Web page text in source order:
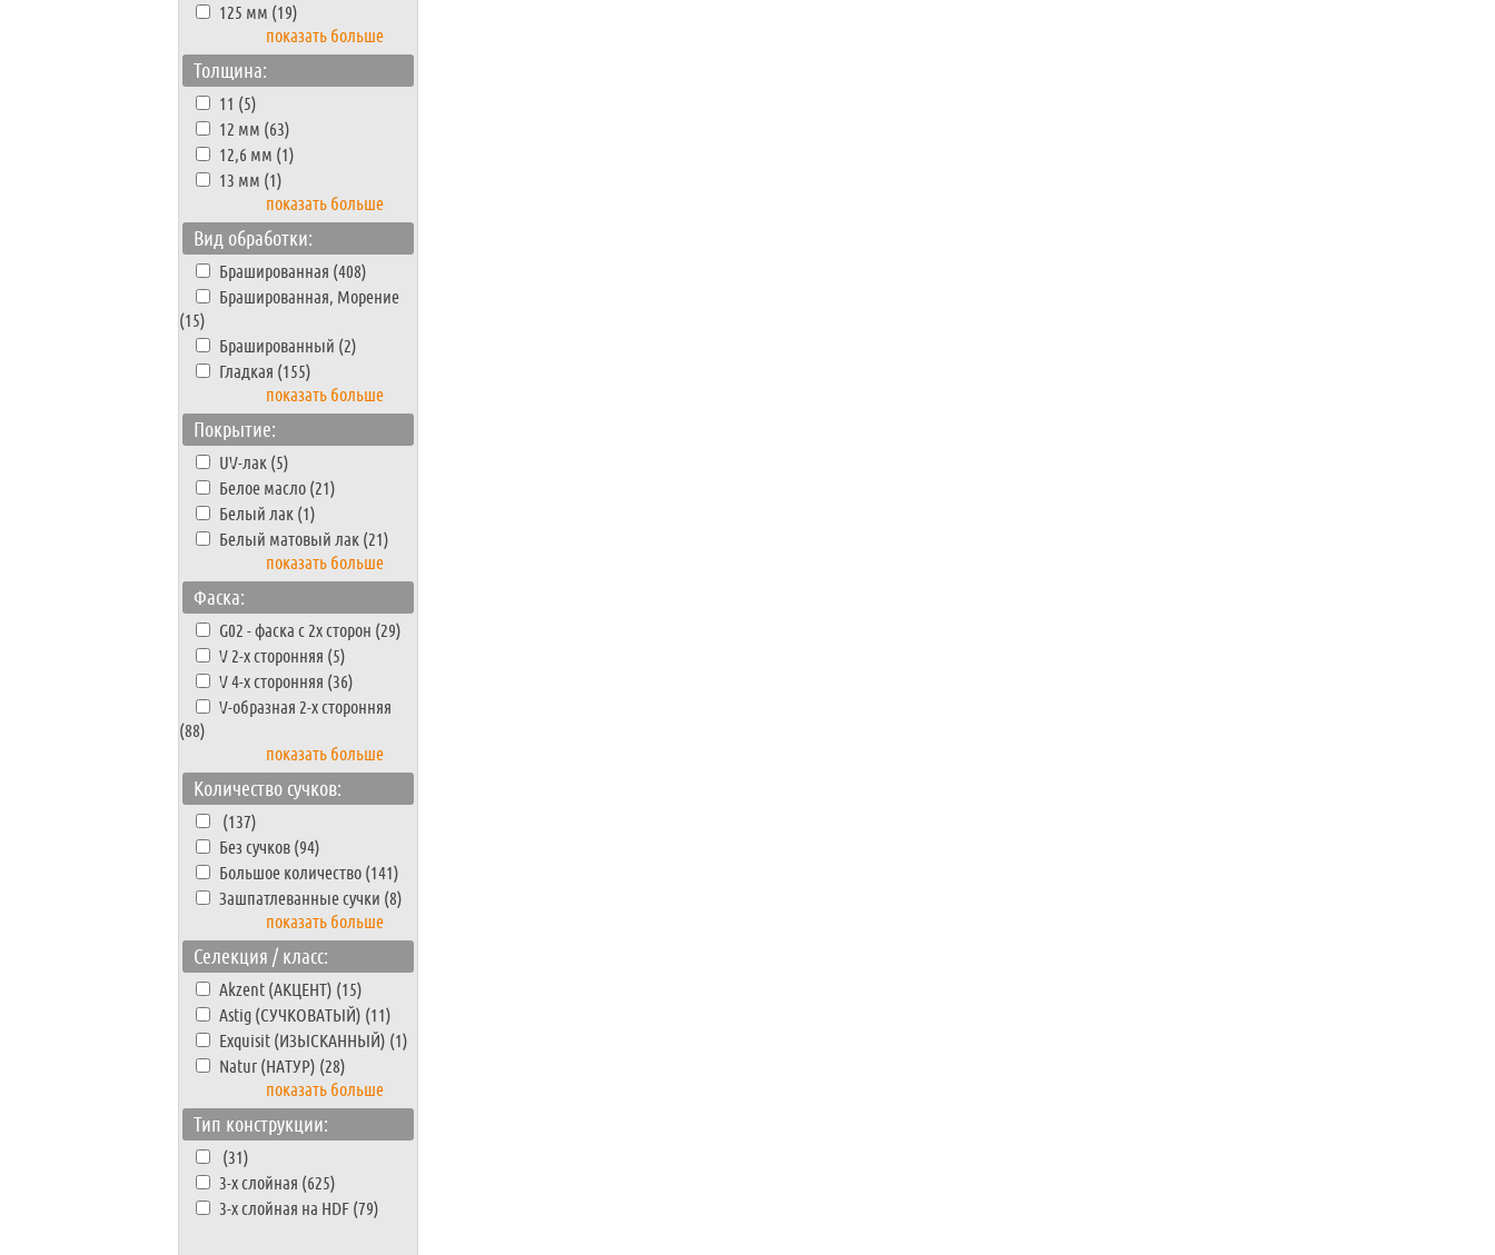
125 мм (19)
показать больше
Толщина:
11 (5)
12 мм (63)
12,6 мм (1)
13 мм (1)
показать больше
Вид обработки:
Брашированная (408)
Брашированная, Морение
(15)
Брашированный (2)
Гладкая (155)
показать больше
Покрытие:
UV-лак (5)
Белое масло (21)
Белый лак (1)
Белый матовый лак (21)
показать больше
Фаска:
G02 - фаска с 2х сторон (29)
V 2-х сторонняя (5)
V 4-х сторонняя (36)
V-образная 2-х сторонняя
(88)
показать больше
Количество сучков:
(137)
Без сучков (94)
Большое количество (141)
Зашпатлеванные сучки (8)
показать больше
Селекция / класс:
Akzent (АКЦЕНТ) (15)
Astig (СУЧКОВАТЫЙ) (11)
Exquisit (ИЗЫСКАННЫЙ) (1)
Natur (НАТУР) (28)
показать больше
Тип конструкции:
(31)
3-х слойная (625)
3-х слойная на HDF (79)